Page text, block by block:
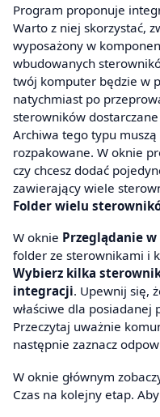
Program proponuje
Warto z niej skorzystać,
wyposażony w
wbudowanych
twój komputer będzie w
natychmiast po
sterowników
Archiwa tego typu muszą
rozpakowane. W oknie
czy chcesz dodać
zawierający wiele
Folder wielu
W oknie Przeglądanie
folder ze sterownikami i
Wybierz kilka
integracji. Upewnij się,
właściwe dla posiadanej
Przeczytaj uważnie
następnie zaznacz
W oknie głównym
Czas na kolejny etap.